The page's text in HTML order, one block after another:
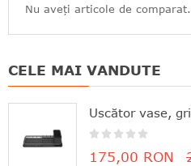
Nu aveți articole de comparat.
CELE MAI VANDUTE
175,00 RON